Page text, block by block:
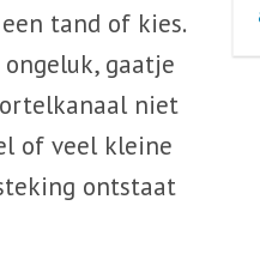
tand of kies.
gaatje
niet
of veel kleine
ontstaat